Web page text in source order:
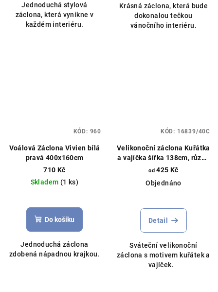
Jednoduchá stylová
záclona, která vynikne v
každém interiéru.
z
5
hvězdiček.
Krásná záclona, která bude
dokonalou tečkou
vánočního interiéru.
Voálová Záclona Vivien bílá
pravá 400x160cm
710 Kč
Skladem (1 ks)
hodnocení
produktu
z
5
Do košíku
Jednoduchá záclona
zdobená nápadnou krajkou.
KÓD: 960
Velikonoční záclona Kuřátka
a vajíčka šířka 138cm, různé
délky
od 425 Kč
Objednáno
Detail
Sváteční velikonoční
záclona s motivem kuřátek a
vajíček.
KÓD: 16839/40C